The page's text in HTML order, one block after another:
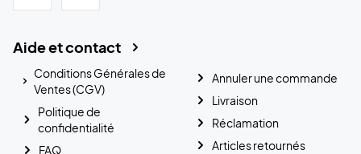
Aide et contact
Conditions Générales de
Ventes (CGV)
Politique de
confidentialité
FAQ
Annuler une commande
Livraison
Réclamation
Articles retournés